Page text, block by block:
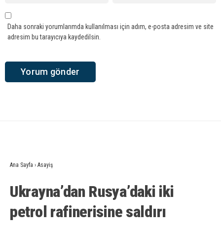
Daha sonraki yorumlarımda kullanılması için adım, e-posta adresim ve site
adresim bu tarayıcıya kaydedilsin.
Ana Sayfa › Asayiş
Ukrayna’dan Rusya’daki iki
petrol rafinerisine saldırı